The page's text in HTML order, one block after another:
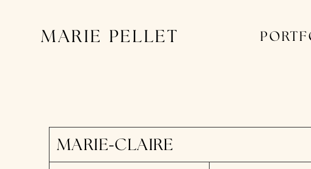
MARIE PELLET
MARIE-CLAIRE